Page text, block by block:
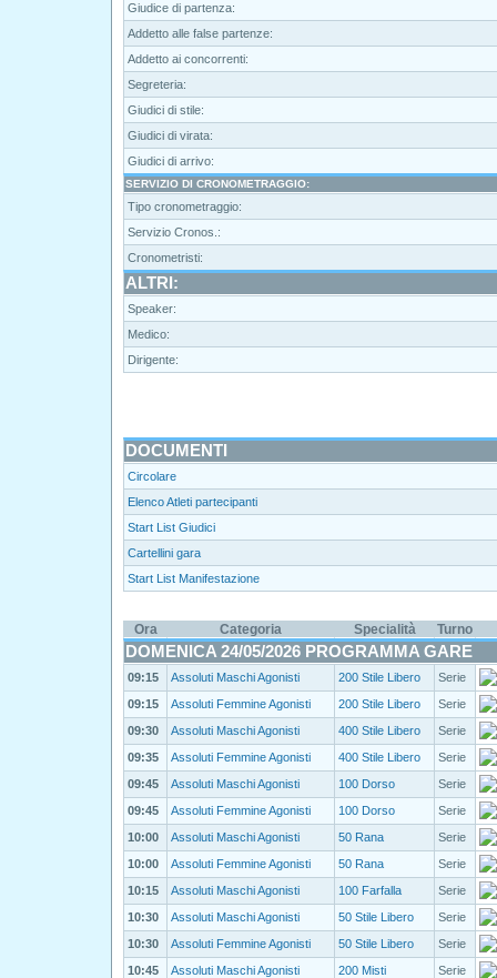
Giudice di partenza:
Addetto alle false partenze:
Addetto ai concorrenti:
Segreteria:
Giudici di stile:
Giudici di virata:
Giudici di arrivo:
SERVIZIO DI CRONOMETRAGGIO:
Tipo cronometraggio:
Servizio Cronos.:
Cronometristi:
ALTRI:
Speaker:
Medico:
Dirigente:
DOCUMENTI
Circolare
Elenco Atleti partecipanti
Start List Giudici
Cartellini gara
Start List Manifestazione
Ora Categoria Specialità Turno
DOMENICA 24/05/2026 PROGRAMMA GARE
09:15 Assoluti Maschi Agonisti 200 Stile Libero
Serie
09:15
Assoluti Femmine Agonisti 200 Stile Libero
Serie
09:30
Assoluti Maschi Agonisti 400 Stile Libero
Serie
09:35
Assoluti Femmine Agonisti 400 Stile Libero
Serie
09:45
Assoluti Maschi Agonisti 100 Dorso
Serie
09:45
Assoluti Femmine Agonisti 100 Dorso
Serie
10:00
Assoluti Maschi Agonisti 50 Rana
Serie
10:00
Assoluti Femmine Agonisti 50 Rana
Serie
10:15
Assoluti Maschi Agonisti 100 Farfalla
Serie
10:30
Assoluti Maschi Agonisti 50 Stile Libero
Serie
10:30
Assoluti Femmine Agonisti 50 Stile Libero
Serie
10:45
Assoluti Maschi Agonisti 200 Misti
Serie